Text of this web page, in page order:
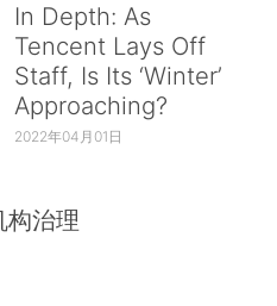
In Depth: As
Tencent Lays Off
Staff, Is Its ‘Winter’
Approaching?
2022年04月01日
构治理